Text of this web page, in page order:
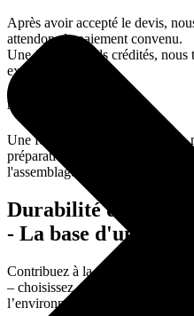
Après avoir accepté le devis,
attendons le paiement convenu.
Une fois les fonds crédités, nous
exécution.
Mise en œuvre du projet
Une fois la production terminée,
préparation des marchandises
l'assemblage.
Durabilité de
- La base d'un
Contribuez à la protection de la
– choisissez des volets en
l’environnement.